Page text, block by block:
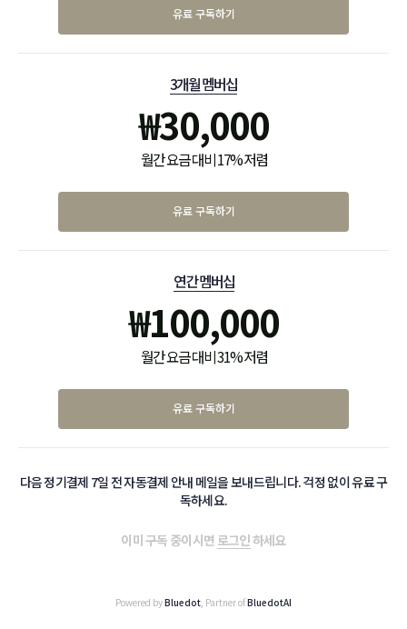
유료 구독하기
3개월 멤버십
₩30,000
월간 요금 대비 17% 저렴
유료 구독하기
연간 멤버십
₩100,000
월간 요금 대비 31% 저렴
유료 구독하기
다음 정기결제 7일 전 자동결제 안내 메일을 보내드립니다. 걱정 없이 유료 구
독하세요.
이미 구독 중이시면 로그인하세요
Powered byBluedot, Partner ofBluedotAI